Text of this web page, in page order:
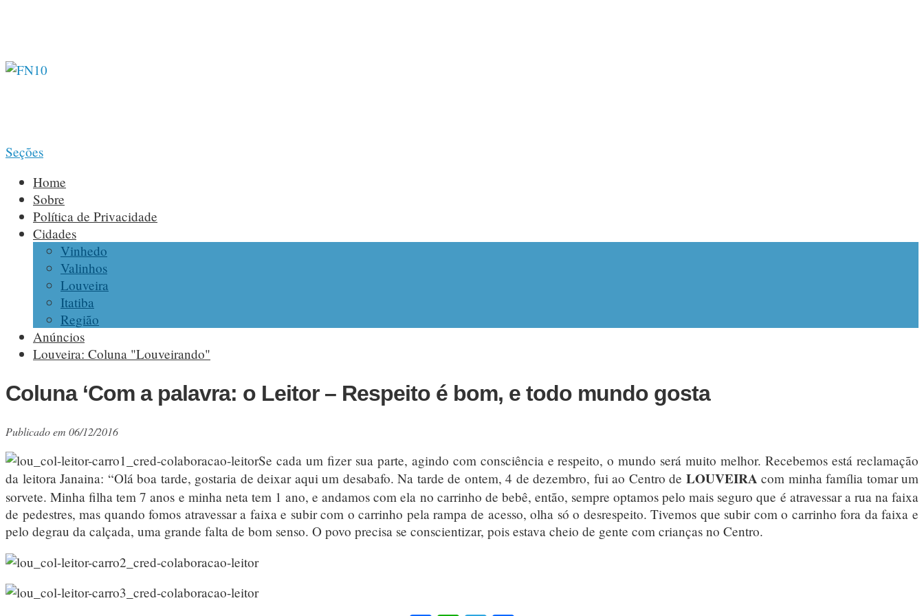
Seções
Home
Sobre
Política de Privacidade
Cidades
Vinhedo
Valinhos
Louveira
Itatiba
Região
Anúncios
Louveira: Coluna "Louveirando"
Coluna ‘Com a palavra: o Leitor – Respeito é bom, e todo mundo gosta
Publicado em 06/12/2016
Se cada um fizer sua parte, agindo com consciência e respeito, o mundo será muito melhor. Recebemos está reclamação
da leitora Janaina: “Olá boa tarde, gostaria de deixar aqui um desabafo. Na tarde de ontem, 4 de dezembro, fui ao Centro de LOUVEIRA com minha família tomar um
sorvete. Minha filha tem 7 anos e minha neta tem 1 ano, e andamos com ela no carrinho de bebê, então, sempre optamos pelo mais seguro que é atravessar a rua na faixa
de pedestres, mas quando fomos atravessar a faixa e subir com o carrinho pela rampa de acesso, olha só o desrespeito. Tivemos que subir com o carrinho fora da faixa e
pelo degrau da calçada, uma grande falta de bom senso. O povo precisa se conscientizar, pois estava cheio de gente com crianças no Centro.